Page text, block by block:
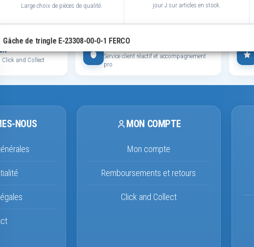
Large choix de pièces de qualité.
jour J sur articles en stock.
Gâche de tringle E-23308-00-0-1 FERCO
and Collect
Entreprise de confiance
Service client réactif et accompagnement
pro
NOUS MON COMPTE
Mon compte
Remboursements et retours
Click and Collect